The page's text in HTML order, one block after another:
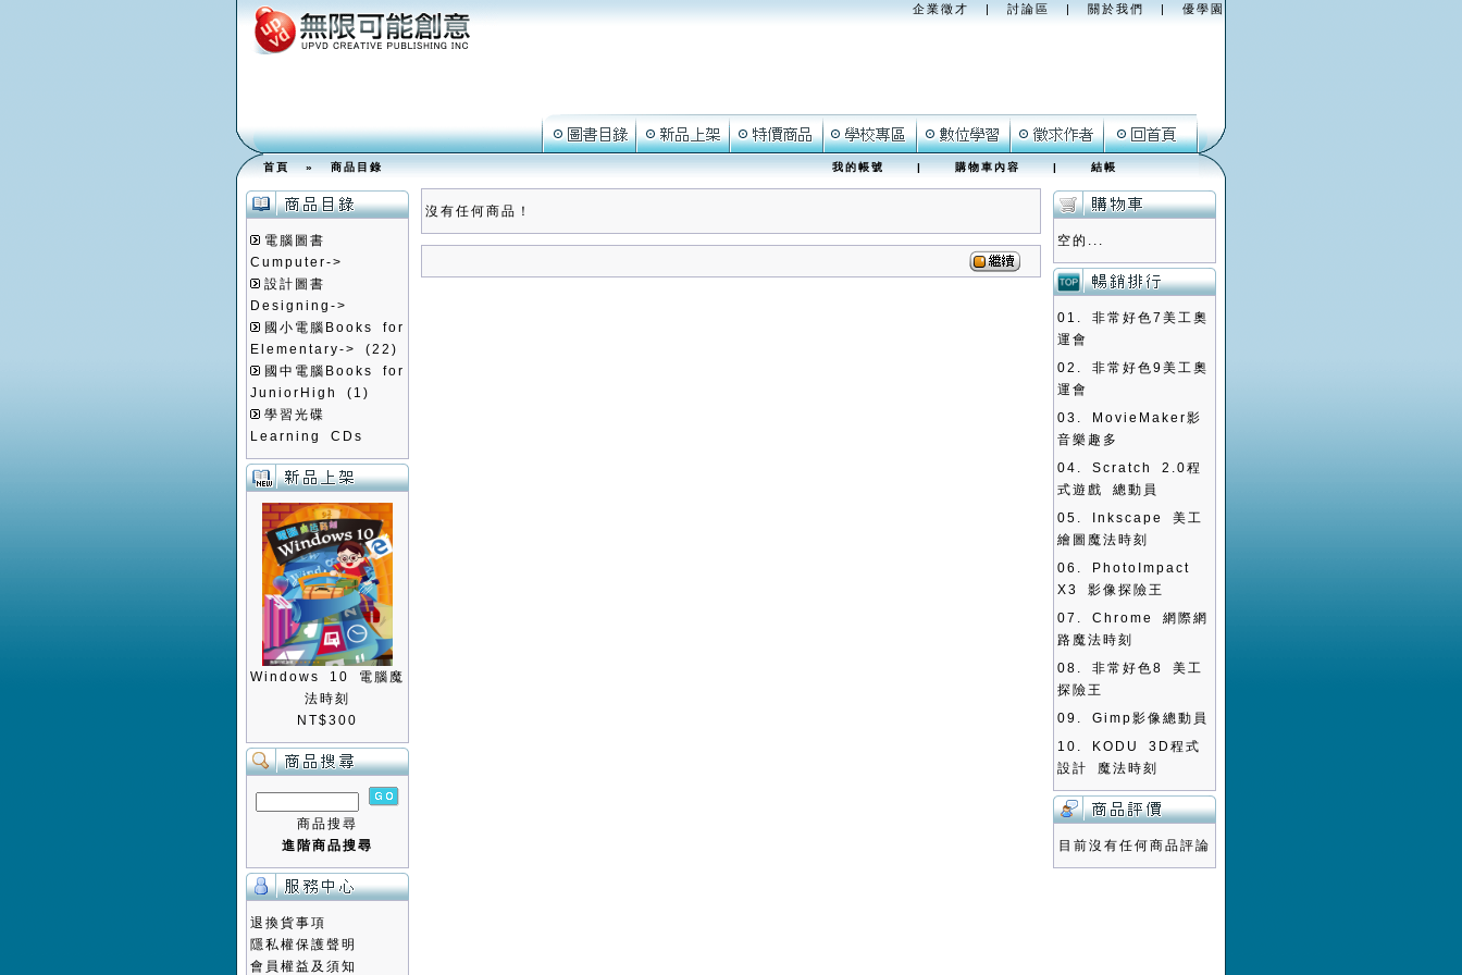
企業徵才 | 討論區 | 關於我們 | 優學園
首頁»商品目錄 我的帳號|購物車內容|結帳
電腦圖書
Cumputer->
設計圖書
Designing->
國小電腦Books for
Elementary->
(22)
國中電腦Books for
JuniorHigh
(1)
學習光碟
Learning CDs
Windows 10 電腦魔
法時刻
NT$300
商品搜尋
進階商品搜尋
退換貨事項
隱私權保護聲明
會員權益及須知
沒有任何商品！
空的...
01. 非常好色7美工奧
運會
02. 非常好色9美工奧
運會
03.
MovieMaker影
音樂趣多
04. Scratch 2.0程
式遊戲 總動員
05.
Inkscape 美工
繪圖魔法時刻
06.
PhotoImpact
X3 影像探險王
07. Chrome 網際網
路魔法時刻
08. 非常好色8 美工
探險王
09. Gimp影像總動員
10.
KODU 3D程式
設計 魔法時刻
目前沒有任何商品評論